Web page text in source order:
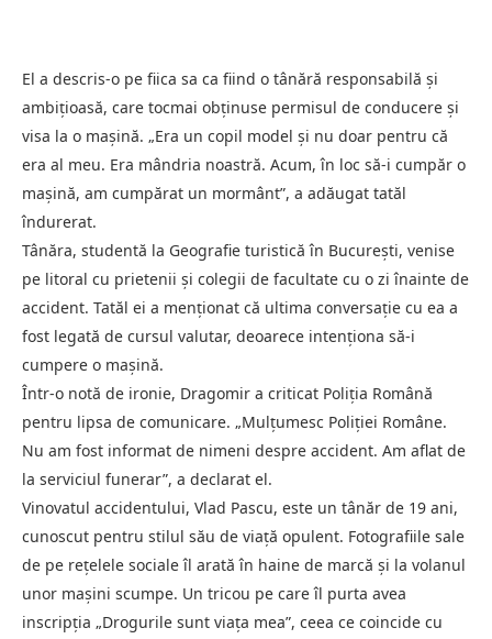
El a descris-o pe fiica sa ca fiind o tânără responsabilă și
ambițioasă, care tocmai obținuse permisul de conducere și
visa la o mașină. „Era un copil model și nu doar pentru că
era al meu. Era mândria noastră. Acum, în loc să-i cumpăr o
mașină, am cumpărat un mormânt”, a adăugat tatăl
îndurerat.
Tânăra, studentă la Geografie turistică în București, venise
pe litoral cu prietenii și colegii de facultate cu o zi înainte de
accident. Tatăl ei a menționat că ultima conversație cu ea a
fost legată de cursul valutar, deoarece intenționa să-i
cumpere o mașină.
Într-o notă de ironie, Dragomir a criticat Poliția Română
pentru lipsa de comunicare. „Mulțumesc Poliției Române.
Nu am fost informat de nimeni despre accident. Am aflat de
la serviciul funerar”, a declarat el.
Vinovatul accidentului, Vlad Pascu, este un tânăr de 19 ani,
cunoscut pentru stilul său de viață opulent. Fotografiile sale
de pe rețelele sociale îl arată în haine de marcă și la volanul
unor mașini scumpe. Un tricou pe care îl purta avea
inscripția „Drogurile sunt viața mea”, ceea ce coincide cu